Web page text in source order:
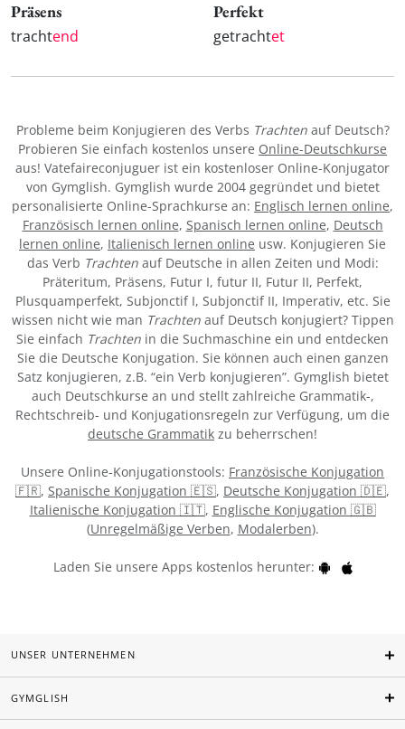
Präsens
trachtend
Perfekt
getrachtet
Probleme beim Konjugieren des Verbs Trachtenauf Deutsch?
Probieren Sie einfach kostenlos unsere Online-Deutschkurse
aus! Vatefaireconjuguer ist ein kostenloser Online-Konjugator
von Gymglish. Gymglish wurde 2004 gegründet und bietet
personalisierte Online-Sprachkurse an: Englisch lernen online,
Französisch lernen online, Spanisch lernen online, Deutsch
lernen online, Italienisch lernen online usw. Konjugieren Sie
das Verb Trachtenauf Deutsche in allen Zeiten und Modi:
Präteritum, Präsens, Futur I, futur II, Futur II, Perfekt,
Plusquamperfekt, Subjonctif I, Subjonctif II, Imperativ, etc. Sie
wissen nicht wie man Trachtenauf Deutsch konjugiert? Tippen
Sie einfach Trachten in die Suchmaschine ein und entdecken
Sie die Deutsche Konjugation. Sie können auch einen ganzen
Satz konjugieren, z.B. “ein Verb konjugieren”. Gymglish bietet
auch Deutschkurse an und stellt zahlreiche Grammatik-,
Rechtschreib- und Konjugationsregeln zur Verfügung, um die
deutsche Grammatik zu beherrschen!
Unsere Online-Konjugationstools: Französische Konjugation
🇫🇷, Spanische Konjugation 🇪🇸, Deutsche Konjugation 🇩🇪,
Italienische Konjugation 🇮🇹, Englische Konjugation 🇬🇧
(Unregelmäßige Verben, Modalerben).
Laden Sie unsere Apps kostenlos herunter:
UNSER UNTERNEHMEN
GYMGLISH